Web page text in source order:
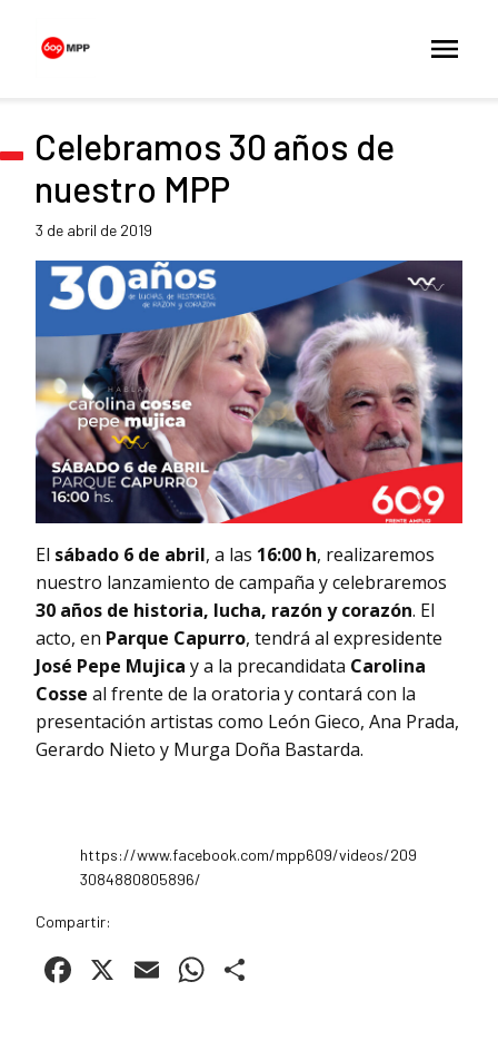
Celebramos 30 años de
nuestro MPP
3 de abril de 2019
El sábado 6 de abril, a las 16:00 h, realizaremos
nuestro lanzamiento de campaña y celebraremos
30 años de historia, lucha, razón y corazón. El
acto, en Parque Capurro, tendrá al expresidente
José Pepe Mujica y a la precandidata Carolina
Cosse al frente de la oratoria y contará con la
presentación artistas como León Gieco, Ana Prada,
Gerardo Nieto y Murga Doña Bastarda.
https://www.facebook.com/mpp609/videos/209
3084880805896/
Compartir:
Facebook
X EmailWhatsApp